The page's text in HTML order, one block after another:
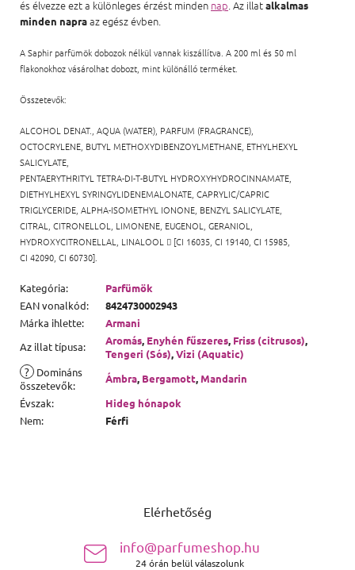
és élvezze ezt a különleges érzést minden nap . Az illatalkalmas
minden napraaz egész évben.
A Saphir parfümök dobozok nélkül vannak kiszállítva. A 200 ml és 50 ml
flakonokhoz vásárolhat dobozt, mint különálló terméket.
Összetevők:
ALCOHOL DENAT., AQUA (WATER), PARFUM (FRAGRANCE),
OCTOCRYLENE, BUTYL METHOXYDIBENZOYLMETHANE, ETHYLHEXYL
SALICYLATE,
PENTAERYTHRITYL TETRA-DI-T-BUTYL HYDROXYHYDROCINNAMATE,
DIETHYLHEXYL SYRINGYLIDENEMALONATE, CAPRYLIC/CAPRIC
TRIGLYCERIDE, ALPHA-ISOMETHYL IONONE, BENZYL SALICYLATE,
CITRAL, CITRONELLOL, LIMONENE, EUGENOL, GERANIOL,
HYDROXYCITRONELLAL,
LINALOOL  [CI 16035, CI 19140, CI 15985,
CI 42090, CI 60730].
Kategória:
Parfümök
EAN vonalkód:
8424730002943
Márka ihlette:
Armani
Az illat típusa: Aromás, Enyhén fűszeres, Friss (citrusos),
Tengeri (Sós),Vizi (Aquatic)
? Domináns
összetevők:
Ámbra, Bergamott,Mandarin
Évszak:
Hideg hónapok
Nem: Férfi
Elérhetőség
info@parfumeshop.hu
24 órán belül válaszolunk